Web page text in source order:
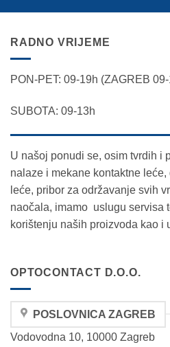
RADNO VRIJEME
PON-PET: 09-19h (ZAGREB
SUBOTA: 09-13h
U našoj ponudi se, osim tvrdih i
nalaze i mekane kontaktne
leće, pribor za održavanje svih
naočala, imamo uslugu servisa
korištenju naših proizvoda kao i
OPTOCONTACT D.O.O.
POSLOVNICA ZAGREB
Vodovodna 10, 10000 Zagreb